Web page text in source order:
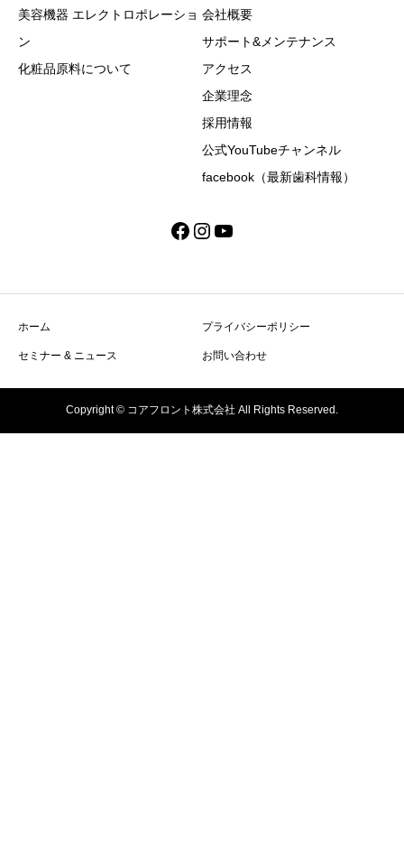
美容機器 エレクトロポレーショ
ン
化粧品原料について
会社概要
サポート&メンテナンス
アクセス
企業理念
採用情報
公式YouTubeチャンネル
facebook（最新歯科情報）
Facebook
Instagram
YouTube
ホーム プライバシーポリシー
セミナー & ニュース お問い合わせ
Copyright © コアフロント株式会社 All Rights Reserved.